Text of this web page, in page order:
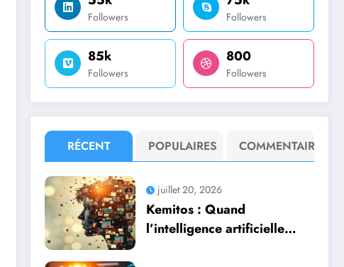
Followers Followers
85k
Followers
800
Followers
RÉCENT POPULAIRES COMMENTAIRE
juillet 20, 2026
Kemitos : Quand
l’intelligence artificielle